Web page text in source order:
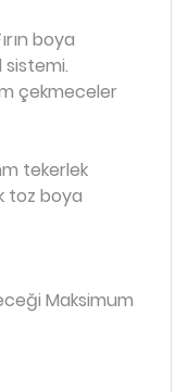
boya
sistemi.
çekmeceler
tekerlek
toz boya
Maksimum